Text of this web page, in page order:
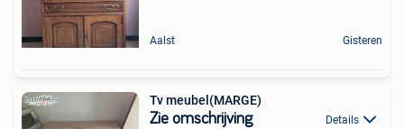
Aalst Gisteren
Tv meubel(MARGE)
Zie omschrijving Details